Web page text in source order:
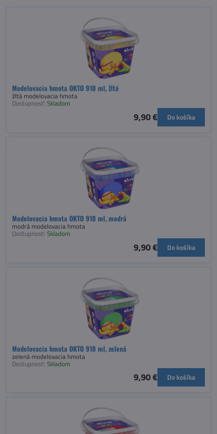
Modelovacia hmota OKTO 910 ml, žltá
žltá modelovacia hmota
Dostupnosť: Skladom
9,90 € Do košíka
Modelovacia hmota OKTO 910 ml, modrá
modrá modelovacia hmota
Dostupnosť: Skladom
9,90 € Do košíka
Modelovacia hmota OKTO 910 ml, zelená
zelená modelovacia hmota
Dostupnosť: Skladom
9,90 € Do košíka